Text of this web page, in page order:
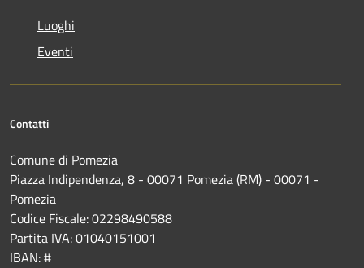
Luoghi
Eventi
Contatti
Comune di Pomezia
Piazza Indipendenza, 8 - 00071 Pomezia (RM) - 00071 -
Pomezia
Codice Fiscale: 02298490588
Partita IVA: 01040151001
IBAN: #